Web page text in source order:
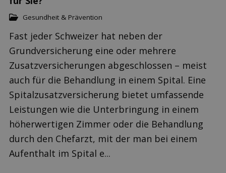
Gesundheit & Prävention
Fast jeder Schweizer hat neben der
Grundversicherung eine oder mehrere
Zusatzversicherungen abgeschlossen – meist
auch für die Behandlung in einem Spital. Eine
Spitalzusatzversicherung bietet umfassende
Leistungen wie die Unterbringung in einem
höherwertigen Zimmer oder die Behandlung
durch den Chefarzt, mit der man bei einem
Aufenthalt im Spital e...